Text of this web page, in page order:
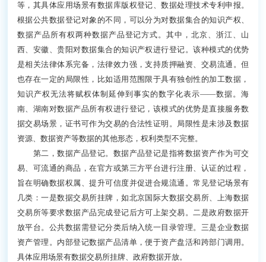
等，其具体应用场景有数据库版权登记、数据处理技术专利申报。
根据公共数据登记对象的不同，可以分为对数据集合的知识产权、
数据产品所有权两种数据产品登记方式。其中，北京、浙江、山
西、安徽、贵阳对数据集合的知识产权进行登记。该种模式的优势
是相关法律体系完备，法律效力强，支持质押融资、交易流通。但
也存在一定的局限性，比如适用范围限于具有独创性的加工数据，
知识产权无法将赋权体制延伸到事实的数字化表示——数据。海
南、湖南对数据产品所有权进行登记，该模式的优势是直接服务数
据交易场景，证书可作为交易的合法性证明。局限性是未涉及数据
资源、数据资产等数据的其他形态，权利类型不完整。
第二，数据产品登记。数据产品登记是指将数据资产作为可交
易、可流通的商品，在官方或第三方平台进行注册、认证的过程，
旨在明确数据权属、提升可信度并促进合规流通。常见登记场景有
几类：一是数据交易所挂牌，如北京国际大数据交易所、上海数据
交易所等要求数据产品完成登记后方可上架交易。二是政府数据开
放平台。公共数据需登记分类后纳入统一目录管理。三是企业数据
资产管理。内部登记数据产品清单，便于资产盘活和跨部门调用。
具体应用场景有数据交易所挂牌、政府数据开放。